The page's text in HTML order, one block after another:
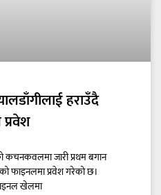
हराउँदै
जारी प्रथम बगान
फाइनलमा प्रवेश गरेको छ।
खेलमा